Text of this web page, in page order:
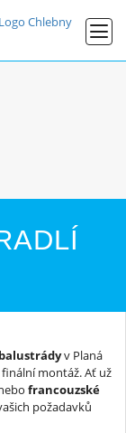
v Planá
montáž. Ať už
francouzské
požadavků